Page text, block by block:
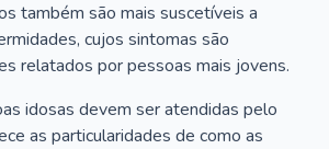
também são mais suscetíveis a
cujos sintomas são
relatados por pessoas mais jovens.
idosas devem ser atendidas pelo
as particularidades de como as